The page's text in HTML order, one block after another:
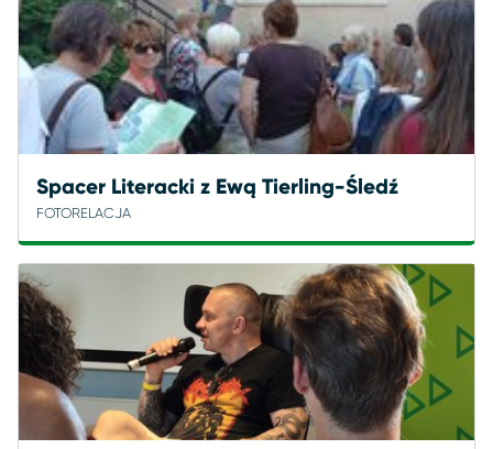
Spacer Literacki z Ewą Tierling-Śledź
FOTORELACJA